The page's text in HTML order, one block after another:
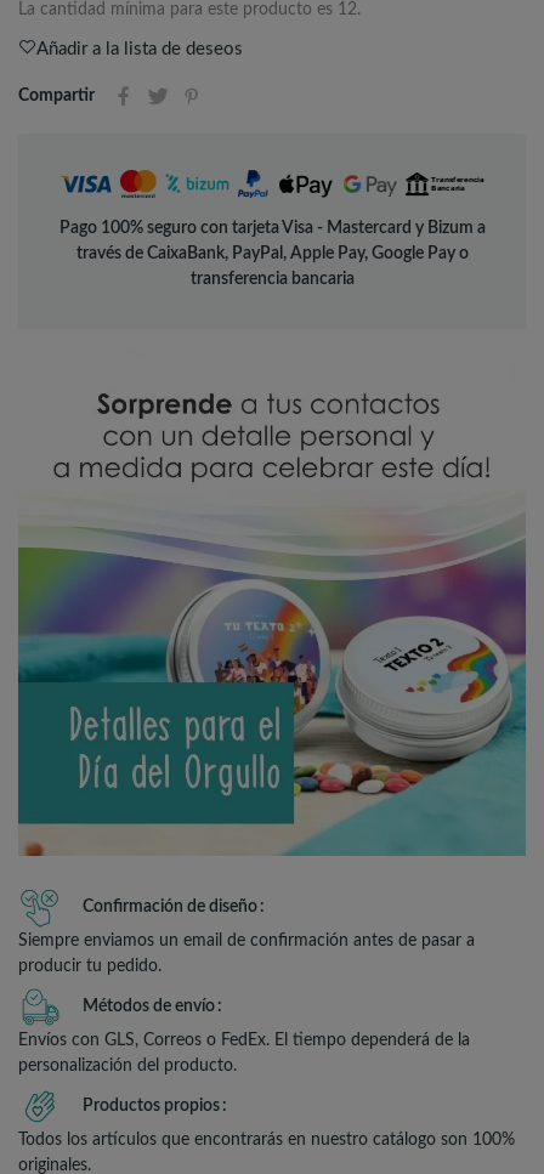
La cantidad mínima para este producto es 12.
Añadir a la lista de deseos
Compartir
Pago 100% seguro con tarjeta Visa - Mastercard y Bizum a
través de CaixaBank, PayPal, Apple Pay, Google Pay o
transferencia bancaria
Confirmación de diseño
Siempre enviamos un email de confirmación antes de pasar a
producir tu pedido.
Métodos de envío
Envíos con GLS, Correos o FedEx. El tiempo dependerá de la
personalización del producto.
Productos propios
Todos los artículos que encontrarás en nuestro catálogo son 100%
originales.